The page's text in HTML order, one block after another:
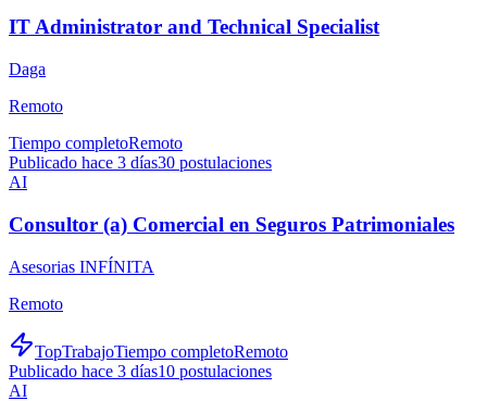
IT Administrator and Technical Specialist
Daga
Remoto
Tiempo completoRemoto
Publicado hace 3 días30 postulaciones
AI
Consultor (a) Comercial en Seguros Patrimoniales
Asesorias INFÍNITA
Remoto
TopTrabajoTiempo completoRemoto
Publicado hace 3 días10 postulaciones
AI